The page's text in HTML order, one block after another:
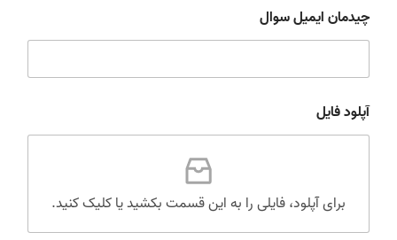
چیدمان ایمیل سوال
آپلود فایل
برای آپلود، فایلی را به این قسمت بکشید یا کلیک کنید.